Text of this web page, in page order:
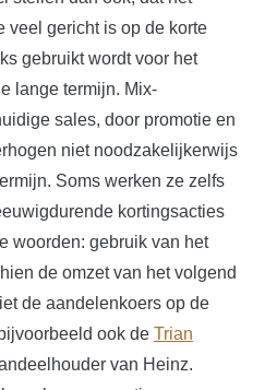
veel gericht is op de korte
gebruikt wordt voor het
lange termijn. Mix-
sales, door promotie en
niet noodzakelijkerwijs
Soms werken ze zelfs
kortingsacties
woorden: gebruik van het
de omzet van het volgend
de aandelenkoers op de
ook de Trian
van Heinz.